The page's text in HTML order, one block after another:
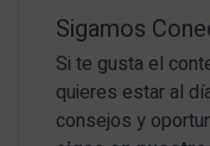
Sigamos
Si te gusta el
quieres estar al
consejos y